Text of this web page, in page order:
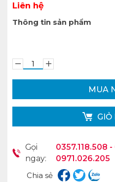
Liên hệ
Thông tin sản phẩm
MUA
GIỎ
Gọi
ngay:
0357.118.508
0971.026.205
Chia sẻ